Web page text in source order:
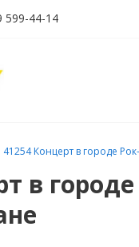
599-44-14
41254 Концерт в городе
в